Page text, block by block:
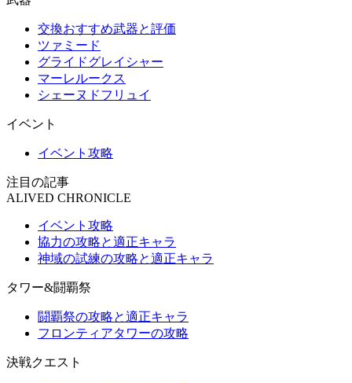
交換おすすめ武器と評価
ツァミード
グライドグレイシャー
マーレルークス
シェーヌドフリュイ
イベント
イベント攻略
注目の記事
ALIVED CHRONICLE
イベント攻略
協力の攻略と適正キャラ
神域の試練の攻略と適正キャラ
タワー&闘覇祭
闘覇祭の攻略と適正キャラ
フロンティアタワーの攻略
決戦クエスト